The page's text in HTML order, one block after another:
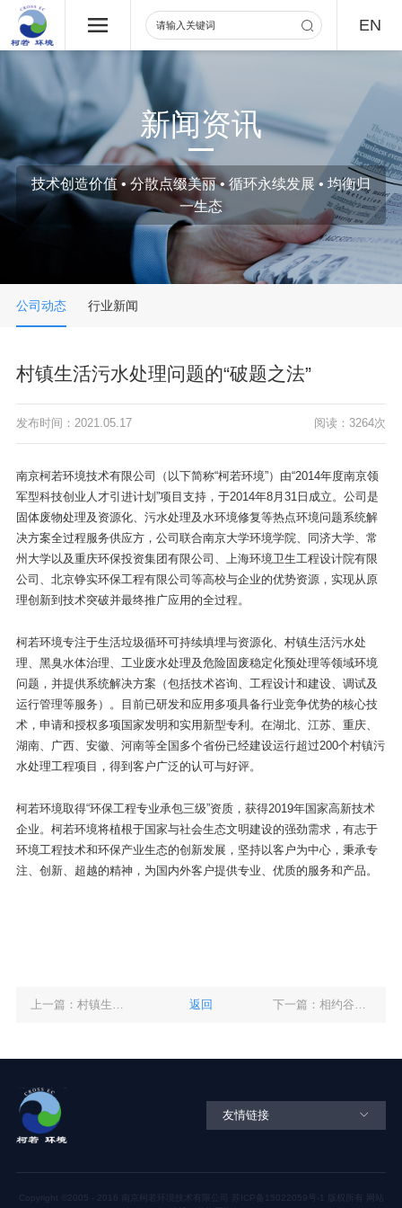
EN
新闻资讯
技术创造价值 • 分散点缀美丽 • 循环永续发展 • 均衡归
一生态
公司动态 行业新闻
村镇生活污水处理问题的“破题之法”
发布时间：2021.05.17 阅读：3264次
南京柯若环境技术有限公司（以下简称“柯若环境”）由“2014年度南京领
军型科技创业人才引进计划”项目支持，于2014年8月31日成立。公司是
固体废物处理及资源化、污水处理及水环境修复等热点环境问题系统解
决方案全过程服务供应方，公司联合南京大学环境学院、同济大学、常
州大学以及重庆环保投资集团有限公司、上海环境卫生工程设计院有限
公司、北京铮实环保工程有限公司等高校与企业的优势资源，实现从原
理创新到技术突破并最终推广应用的全过程。
柯若环境专注于生活垃圾循环可持续填埋与资源化、村镇生活污水处
理、黑臭水体治理、工业废水处理及危险固废稳定化预处理等领域环境
问题，并提供系统解决方案（包括技术咨询、工程设计和建设、调试及
运行管理等服务）。目前已研发和应用多项具备行业竞争优势的核心技
术，申请和授权多项国家发明和实用新型专利。在湖北、江苏、重庆、
湖南、广西、安徽、河南等全国多个省份已经建设运行超过200个村镇污
水处理工程项目，得到客户广泛的认可与好评。
柯若环境取得“环保工程专业承包三级”资质，获得2019年国家高新技术
企业。柯若环境将植根于国家与社会生态文明建设的强劲需求，有志于
环境工程技术和环保产业生态的创新发展，坚持以客户为中心，秉承专
注、创新、超越的精神，为国内外客户提供专业、优质的服务和产品。
返回
友情链接
苏ICP备15022059号-1
网站